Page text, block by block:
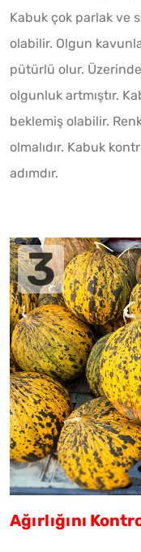
Kabuk çok parlak ve
olabilir. Olgun
pütürlü olur.
olgunluk artmıştır.
beklemiş olabilir.
olmalıdır. Kabuk
adımdır.
Ağırlığını